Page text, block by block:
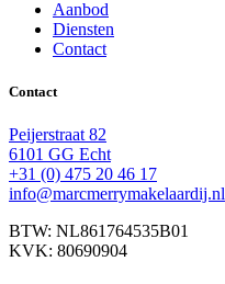
Aanbod
Diensten
Contact
Contact
Peijerstraat 82
6101 GG Echt
+31 (0) 475 20 46 17
info@marcmerrymakelaardij.nl
BTW: NL861764535B01
KVK: 80690904